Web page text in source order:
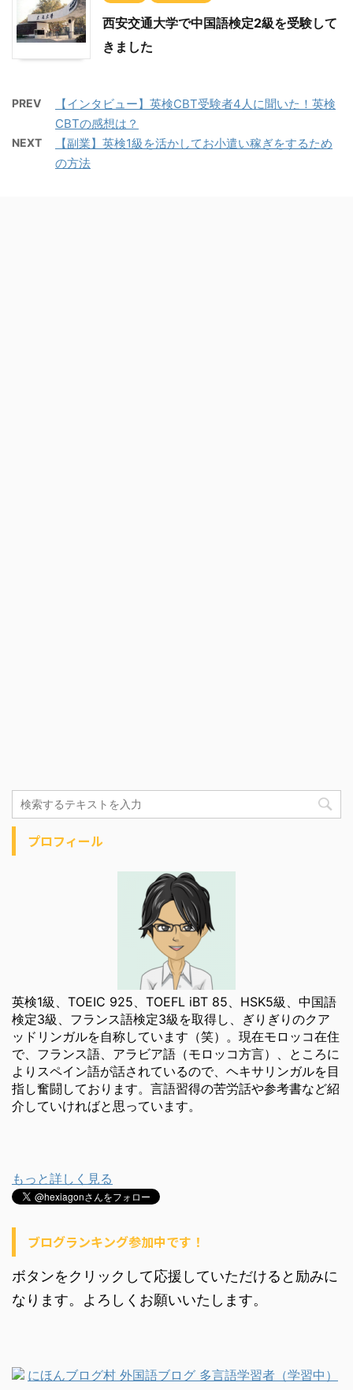
西安交通大学で中国語検定2級を受験して
きました
PREV
【インタビュー】英検CBT受験者4人に聞いた！英検
CBTの感想は？
NEXT
【副業】英検1級を活かしてお小遣い稼ぎをするため
の方法
プロフィール
英検1級、TOEIC 925、TOEFL iBT 85、HSK5級、中国語
検定3級、フランス語検定3級を取得し、ぎりぎりのクア
ッドリンガルを自称しています（笑）。現在モロッコ在住
で、フランス語、アラビア語（モロッコ方言）、ところに
よりスペイン語が話されているので、ヘキサリンガルを目
指し奮闘しております。言語習得の苦労話や参考書など紹
介していければと思っています。
もっと詳しく見る
ブログランキング参加中です！
ボタンをクリックして応援していただけると励みに
なります。よろしくお願いいたします。